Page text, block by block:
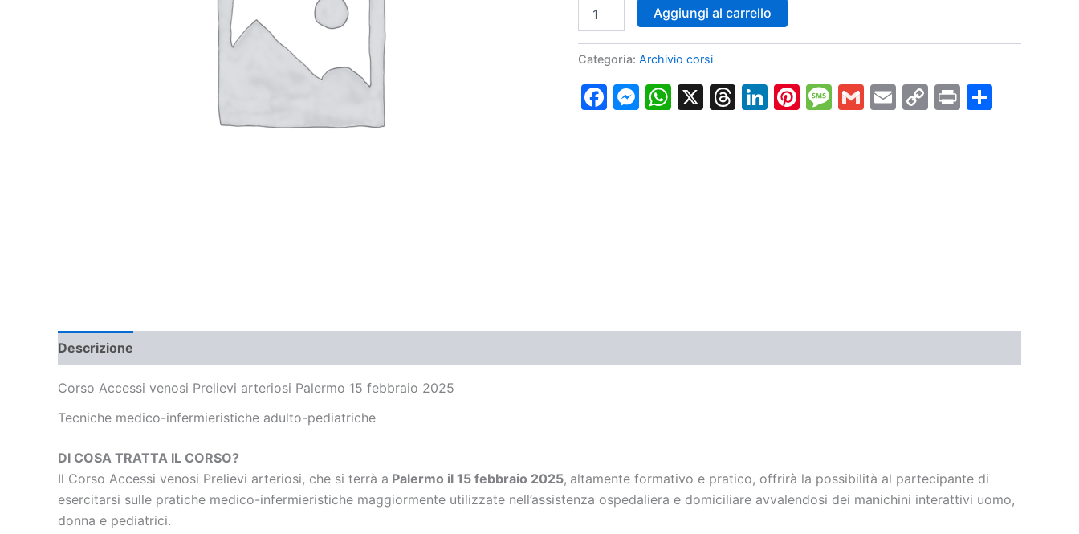
Accessi
Prelievi
arteriosi
Palermo
15
Aggiungi al carrello
Categoria: Archivio corsi
Facebook
Messenger
WhatsApp
X Threads
LinkedIn
Pinterest
Message
GmailEmailCopy
Print
Descrizione
Corso Accessi venosi Prelievi arteriosi Palermo 15 febbraio 2025
Tecniche medico-infermieristiche adulto-pediatriche
DI COSA TRATTA IL CORSO?
Il Corso Accessi venosi Prelievi arteriosi, che si terrà a Palermo il 15 febbraio 2025, altamente formativo e pratico, offrirà la possibilità al partecipante di
esercitarsi sulle pratiche medico-infermieristiche maggiormente utilizzate nell’assistenza ospedaliera e domiciliare avvalendosi dei manichini interattivi uomo,
donna e pediatrici.